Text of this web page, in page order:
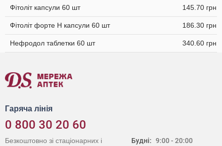
Фітоліт капсули 60 шт 145.70 грн
Фітоліт форте H капсули 60 шт 186.30 грн
Нефродол таблетки 60 шт 340.60 грн
Гаряча лінія
0 800 30 20 60
Будні: 9:00 - 20:00
Безкоштовно зі стаціонарних і